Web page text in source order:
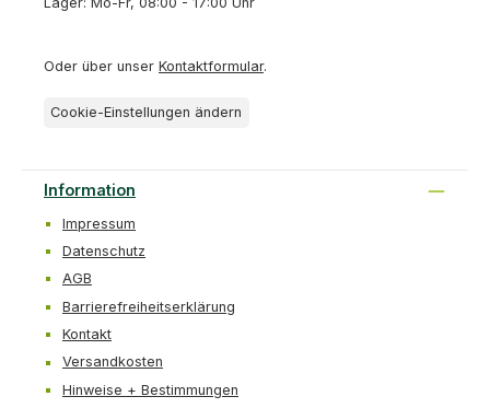
Oder über unser Kontaktformular.
Cookie-Einstellungen ändern
Information
Impressum
Datenschutz
AGB
Barrierefreiheitserklärung
Kontakt
Versandkosten
Hinweise + Bestimmungen